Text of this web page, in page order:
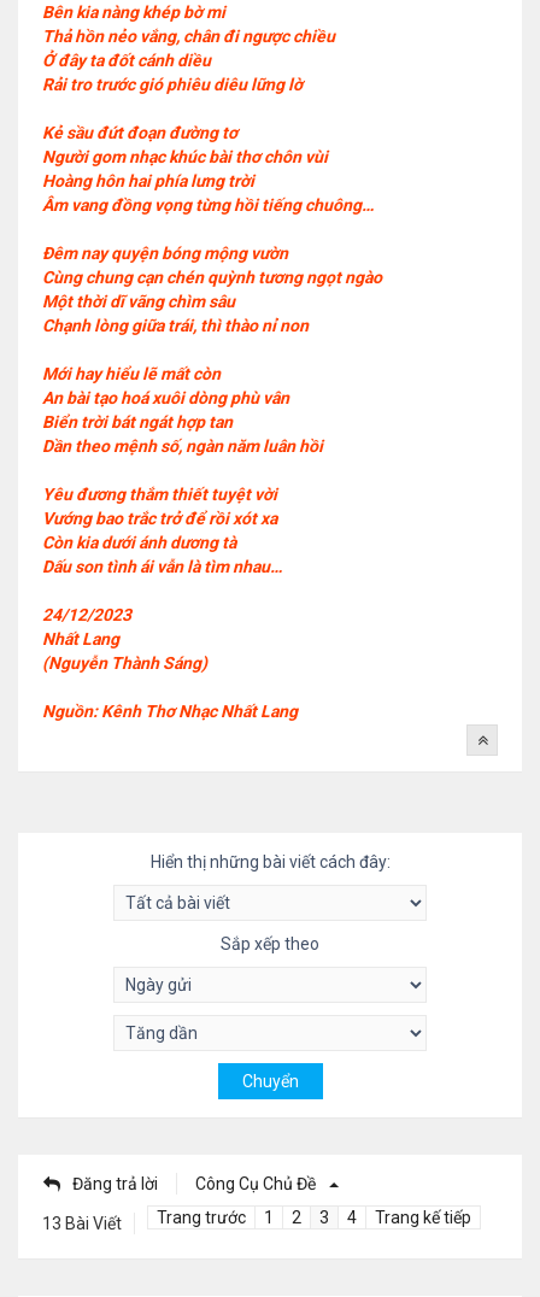
Bên kia nàng khép bờ mi
Thả hồn nẻo vắng, chân đi ngược chiều
Ở đây ta đốt cánh diều
Rải tro trước gió phiêu diêu lững lờ
Kẻ sầu đứt đoạn đường tơ
Người gom nhạc khúc bài thơ chôn vùi
Hoàng hôn hai phía lưng trời
Âm vang đồng vọng từng hồi tiếng chuông…
Đêm nay quyện bóng mộng vườn
Cùng chung cạn chén quỳnh tương ngọt ngào
Một thời dĩ vãng chìm sâu
Chạnh lòng giữa trái, thì thào nỉ non
Mới hay hiểu lẽ mất còn
An bài tạo hoá xuôi dòng phù vân
Biển trời bát ngát hợp tan
Dần theo mệnh số, ngàn năm luân hồi
Yêu đương thắm thiết tuyệt vời
Vướng bao trắc trở để rồi xót xa
Còn kia dưới ánh dương tà
Dấu son tình ái vẫn là tìm nhau…
24/12/2023
Nhất Lang
(Nguyễn Thành Sáng)
Nguồn: Kênh Thơ Nhạc Nhất Lang
Hiển thị những bài viết cách đây:
Sắp xếp theo
Đăng trả lời Công Cụ Chủ Đề
13 Bài Viết Trang trước 1 2 3 4 Trang kế tiếp